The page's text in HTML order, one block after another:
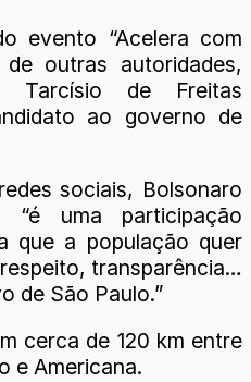
evento “Acelera com
outras autoridades,
Tarcísio de Freitas
ao governo de
sociais, Bolsonaro
uma participação
que a população quer
transparência…
de São Paulo.”
cerca de 120 km entre
e Americana.